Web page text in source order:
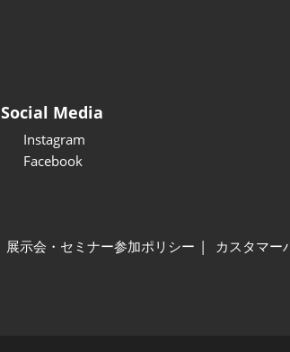
Social Media
Instagram
Facebook
展示会・セミナー参加ポリシー
カスタマー